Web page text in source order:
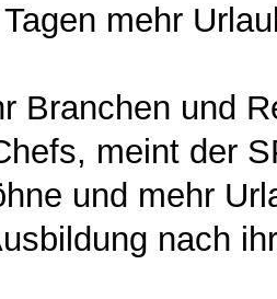
mehr
Branchen und
meint der
und mehr
nach